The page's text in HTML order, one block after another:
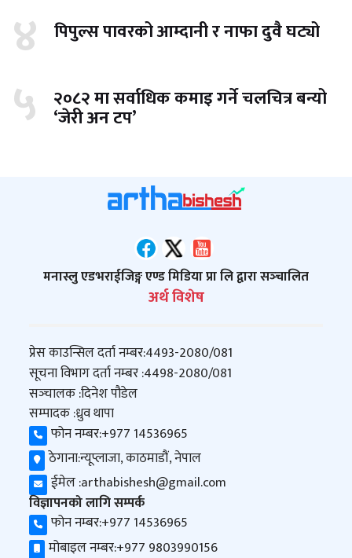
४ पिपुल्स पावरको आम्दानी र नाफा दुवै घट्यो
५ २०८२ मा सर्वाधिक कमाइ गर्ने चलचित्र बन्यो
‘जेरी अन टप’
मनास्लु एडभराईजिङ्ग एण्ड मिडिया प्रा लि द्वारा सञ्‍चालित
अर्थ विशेष
प्रेस काउन्सिल दर्ता नम्बर:4493-2080/081
सूचना विभाग दर्ता नम्बर :4498-2080/081
सञ्‍चालक :दिनेश पौडेल
सम्पादक :ध्रुव थापा
फोन नम्बर:+977 14536965
ठेगाना:न्यूप्लाजा, काठमाडौं, नेपाल
ईमेल :arthabishesh@gmail.com
विज्ञापनको लागि सम्पर्क
फोन नम्बर:+977 14536965
मोबाइल नम्बर:+977 9803990156